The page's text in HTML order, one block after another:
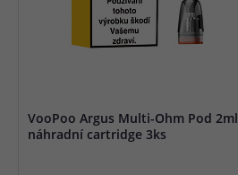
VooPoo Argus Multi-Ohm Pod 2ml
náhradní cartridge 3ks